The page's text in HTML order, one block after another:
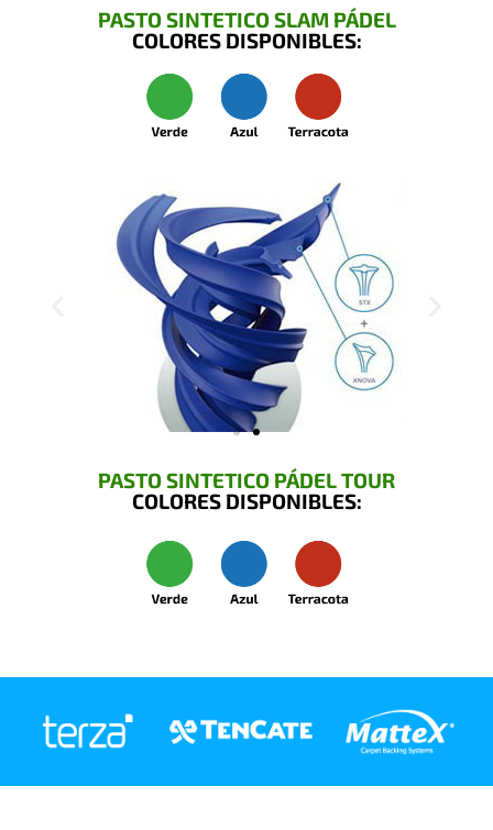
PASTO SINTETICO SLAM PÁDEL
COLORES DISPONIBLES:
PASTO SINTETICO PÁDEL TOUR
COLORES DISPONIBLES: